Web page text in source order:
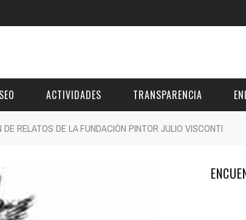
ACTIVIDADES
OTRAS ACTIVIDADES DE ÁMBITO COMARCAL Y PROVINCIAL
TRANSPARENCIA
REUNIONES Y ACUERDOS DEL
DE RELATOS DE LA FUNDACIÓN PINTOR JULIO VISCONTI